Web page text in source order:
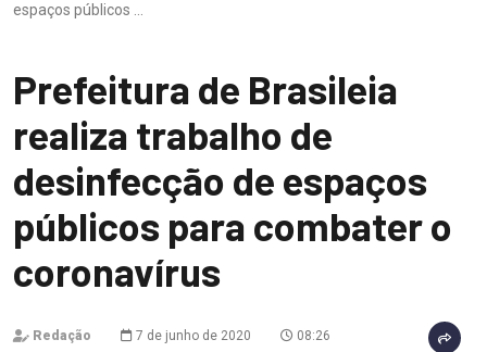
espaços públicos ...
Prefeitura de Brasileia
realiza trabalho de
desinfecção de espaços
públicos para combater o
coronavírus
Redação 7 de junho de 2020 08:26